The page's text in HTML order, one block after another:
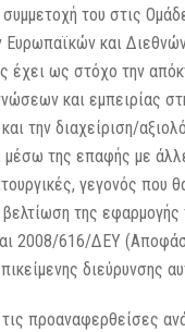
του στις
Ευρωπαϊκών και
έχει ως στόχο την
και εμπειρίας
την διαχείριση/
μέσω της επαφής με
γεγονός που
της
2008/616/ΔΕΥ
διεύρυνσης
προαναφερθείσες